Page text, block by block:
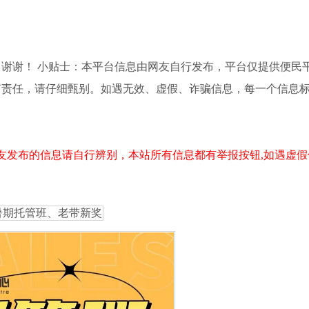
谢！ 小贴士：本平台信息由网友自行发布，平台仅提供便民
任，请仔细甄别。如遇无效、虚假、诈骗信息，每一个信息
布的信息请自行辨别，本站所有信息都有举报按钮,如遇虚